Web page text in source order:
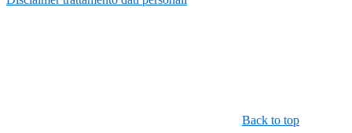
Back to top